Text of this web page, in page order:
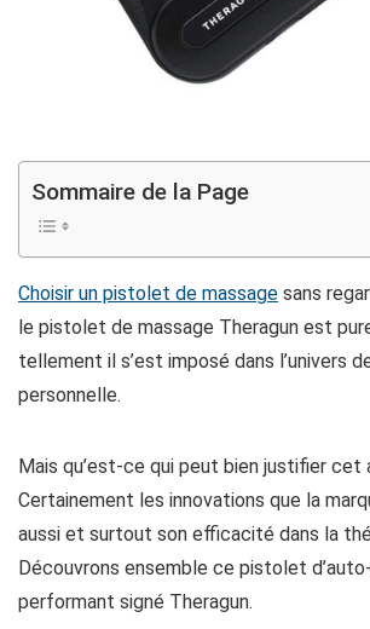
Sommaire de la Page
Choisir un pistolet de massage sans
le pistolet de massage Theragun est
tellement il s’est imposé dans l’univers
personnelle.
Mais qu’est-ce qui peut bien justifier cet
Certainement les innovations que la
aussi et surtout son efficacité dans la
Découvrons ensemble ce pistolet
performant signé Theragun.